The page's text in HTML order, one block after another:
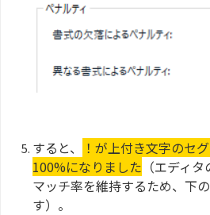
すると、
！が上付き文字のセ
100%になりました （エディ
マッチ率を維持するため、下
す）。